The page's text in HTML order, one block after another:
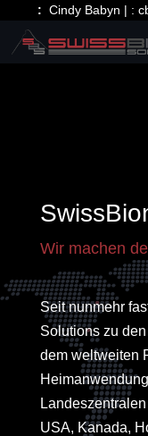
:Cindy Babyn | :
Wir machen
Seit nunmehr
Solutions zu
dem weltweiten
USA, Kanada,